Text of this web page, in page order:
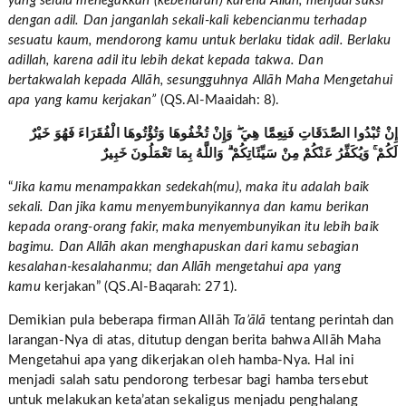
dengan adil. Dan janganlah sekali-kali kebencianmu terhadap
sesuatu kaum, mendorong kamu untuk berlaku tidak adil. Berlaku
adillah, karena adil itu lebih dekat kepada takwa. Dan
bertakwalah kepada Allāh, sesungguhnya Allāh Maha Mengetahui
apa yang kamu kerjakan” (QS.Al-Maaidah: 8).
إِنْ تُبْدُوا الصَّدَقَاتِ فَنِعِمَّا هِيَ ۖ وَإِنْ تُخْفُوهَا وَتُؤْتُوهَا الْفُقَرَاءَ فَهُوَ خَيْرٌ
لَكُمْ ۚ وَيُكَفِّرُ عَنْكُمْ مِنْ سَيِّئَاتِكُمْ ۗ وَاللَّهُ بِمَا تَعْمَلُونَ خَبِيرٌ
“Jika kamu menampakkan sedekah(mu), maka itu adalah baik
sekali. Dan jika kamu menyembunyikannya dan kamu berikan
kepada orang-orang fakir, maka menyembunyikan itu lebih baik
bagimu. Dan Allāh akan menghapuskan dari kamu sebagian
kesalahan-kesalahanmu; dan Allāh mengetahui apa yang
kamu kerjakan” (QS.Al-Baqarah: 271).
Demikian pula beberapa firman Allāh Ta’ālā tentang perintah dan
larangan-Nya di atas, ditutup dengan berita bahwa Allāh Maha
Mengetahui apa yang dikerjakan oleh hamba-Nya. Hal ini
menjadi salah satu pendorong terbesar bagi hamba tersebut
untuk melakukan keta’atan sekaligus menjadu penghalang